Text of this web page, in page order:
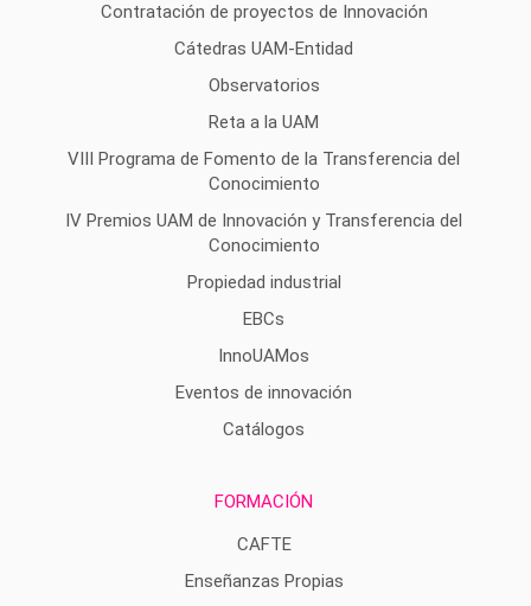
Contratación de proyectos de Innovación
Cátedras UAM-Entidad
Observatorios
Reta a la UAM
VIII Programa de Fomento de la Transferencia del
Conocimiento
IV Premios UAM de Innovación y Transferencia del
Conocimiento
Propiedad industrial
EBCs
InnoUAMos
Eventos de innovación
Catálogos
FORMACIÓN
CAFTE
Enseñanzas Propias